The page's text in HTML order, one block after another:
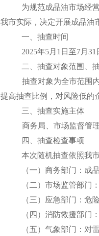
为规范成品油市场经
我市实际，决定开展成品油
一、抽查时间
2025年5月 1 日至7月 31
二、抽查对象范围、
抽查对象为全市范围
提高抽查比例，对风险低的
三、抽查实施主体
商务局
市场监督管
四、抽查检查事项
本次随机抽查依照我
（一） 商务部门： 成
（二）市场监管部门
（三） 应急部门：危
（ 四 ）消防救援部门
（五）气象部门：对